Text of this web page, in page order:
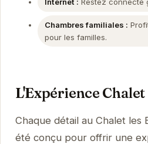
Chambres familiales :
pour les familles.
L'Expérience
Chaque détail au Chalet les
été conçu pour offrir une